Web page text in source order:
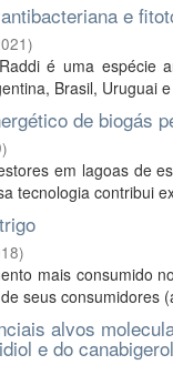
e
)
é uma
Brasil, Uruguai
de biogás
)
em lagoas de
tecnologia contribui
)
mais consumido
seus consumidores
alvos
e do canabigerol